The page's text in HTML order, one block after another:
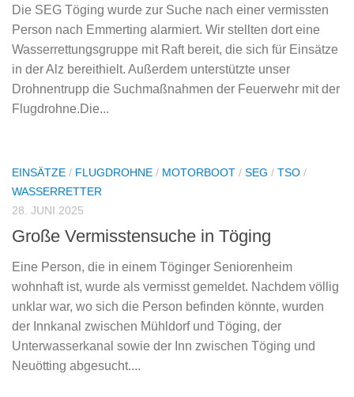
Die SEG Töging wurde zur Suche nach einer vermissten
Person nach Emmerting alarmiert. Wir stellten dort eine
Wasserrettungsgruppe mit Raft bereit, die sich für Einsätze
in der Alz bereithielt. Außerdem unterstützte unser
Drohnentrupp die Suchmaßnahmen der Feuerwehr mit der
Flugdrohne.Die...
EINSÄTZE / FLUGDROHNE / MOTORBOOT / SEG / TSO /
WASSERRETTER
28. JUNI 2025
Große Vermisstensuche in Töging
Eine Person, die in einem Töginger Seniorenheim
wohnhaft ist, wurde als vermisst gemeldet. Nachdem völlig
unklar war, wo sich die Person befinden könnte, wurden
der Innkanal zwischen Mühldorf und Töging, der
Unterwasserkanal sowie der Inn zwischen Töging und
Neuötting abgesucht....